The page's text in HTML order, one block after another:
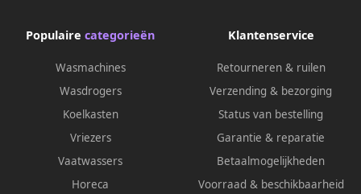
Populaire categorieën
Wasmachines
Wasdrogers
Koelkasten
Vriezers
Vaatwassers
Horeca
Klantenservice
Retourneren & ruilen
Verzending & bezorging
Status van bestelling
Garantie & reparatie
Betaalmogelijkheden
Voorraad & beschikbaarheid